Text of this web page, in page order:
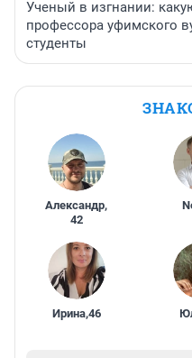
Ученый в изгнании:
профессора уфимского
студенты
Александр,
42
Ирина,46